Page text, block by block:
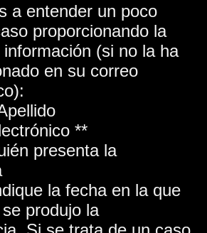
a entender un poco
proporcionando la
información (si no la ha
en su correo
**
presenta la
la fecha en la que
produjo la